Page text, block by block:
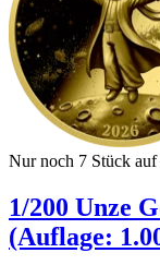
Nur noch 7 Stück
1/200 Unze
(Auflage: